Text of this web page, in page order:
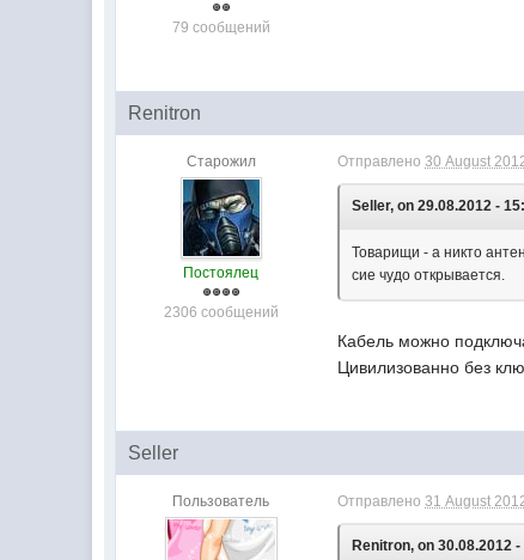
79 сообщений
Renitron
Старожил
Постоялец
2306 сообщений
Отправлено30 August
Seller, on 29.08.2012 -
Товарищи - а никто
сие чудо открывается.
Кабель можно
Цивилизованно без
Seller
Пользователь Отправлено31 August
Renitron, on 30.08.2012